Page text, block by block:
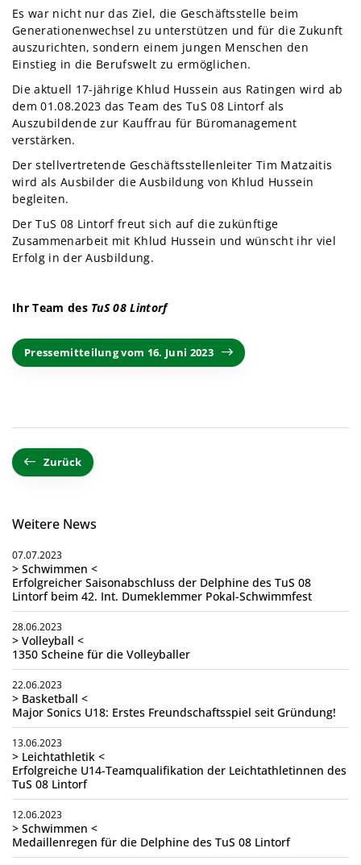
Es war nicht nur das Ziel, die Geschäftsstelle beim
Generationenwechsel zu unterstützen und für die Zukunft
auszurichten, sondern einem jungen Menschen den
Einstieg in die Berufswelt zu ermöglichen.
Die aktuell 17-jährige Khlud Hussein aus Ratingen wird ab
dem 01.08.2023 das Team des TuS 08 Lintorf als
Auszubildende zur Kauffrau für Büromanagement
verstärken.
Der stellvertretende Geschäftsstellenleiter Tim Matzaitis
wird als Ausbilder die Ausbildung von Khlud Hussein
begleiten.
Der TuS 08 Lintorf freut sich auf die zukünftige
Zusammenarbeit mit Khlud Hussein und wünscht ihr viel
Erfolg in der Ausbildung.
Ihr Team des TuS 08 Lintorf
Pressemitteilung vom 16. Juni 2023
Zurück
Weitere News
07.07.2023
> Schwimmen <
Erfolgreicher Saisonabschluss der Delphine des TuS 08
Lintorf beim 42. Int. Dumeklemmer Pokal-Schwimmfest
28.06.2023
> Volleyball <
1350 Scheine für die Volleyballer
22.06.2023
> Basketball <
Major Sonics U18: Erstes Freundschaftsspiel seit Gründung!
13.06.2023
> Leichtathletik <
Erfolgreiche U14-Teamqualifikation der Leichtathletinnen des
TuS 08 Lintorf
12.06.2023
> Schwimmen <
Medaillenregen für die Delphine des TuS 08 Lintorf